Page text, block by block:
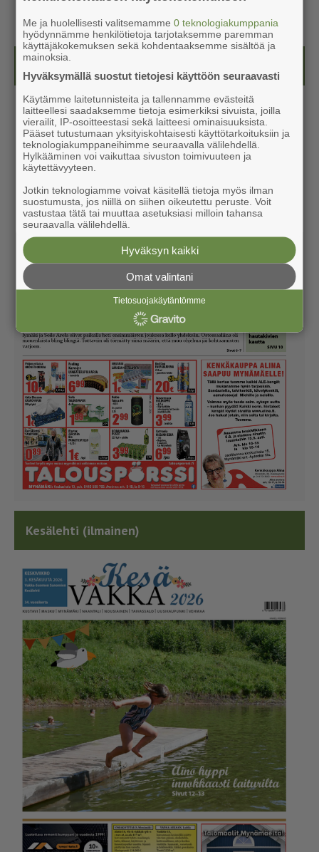
Näköislehdet
Kesälehti (ilmainen)
Me ja huolellisesti valitsemamme0 teknologiakumppania
hyödynnämme henkilötietoja tarjotaksemme paremman
käyttäjäkokemuksen sekä kohdentaaksemme sisältöä ja
mainoksia.
Hyväksymällä suostut tietojesi käyttöön seuraavasti
Käytämme laitetunnisteita ja tallennamme evästeitä
laitteellesi saadaksemme tietoja esimerkiksi sivuista, joilla
vierailit, IP-osoitteestasi sekä laitteesi ominaisuuksista.
Pääset tutustumaan yksityiskohtaisesti käyttötarkoituksiin ja
teknologiakumppaneihimme seuraavalla välilehdellä.
Hylkääminen voi vaikuttaa sivuston toimivuuteen ja
käytettävyyteen.
Jotkin teknologiamme voivat käsitellä tietoja myös ilman
suostumusta, jos niillä on siihen oikeutettu peruste. Voit
vastustaa tätä tai muuttaa asetuksiasi milloin tahansa
seuraavalla välilehdellä.
Hyväksyn kaikki
Omat valintani
Tietosuojakäytäntömme